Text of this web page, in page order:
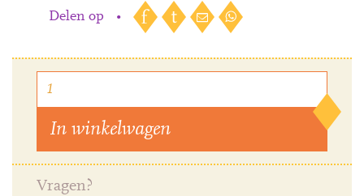
Delen op •
In winkelwagen
Vragen?